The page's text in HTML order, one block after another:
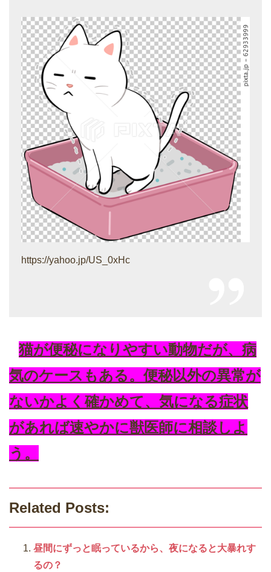
https://yahoo.jp/US_0xHc
猫が便秘になりやすい動物だが、病
気のケースもある。便秘以外の異常が
ないかよく確かめて、気になる症状
があれば速やかに獣医師に相談しよ
う。
Related Posts:
昼間にずっと眠っているから、夜になると大暴れす
るの？